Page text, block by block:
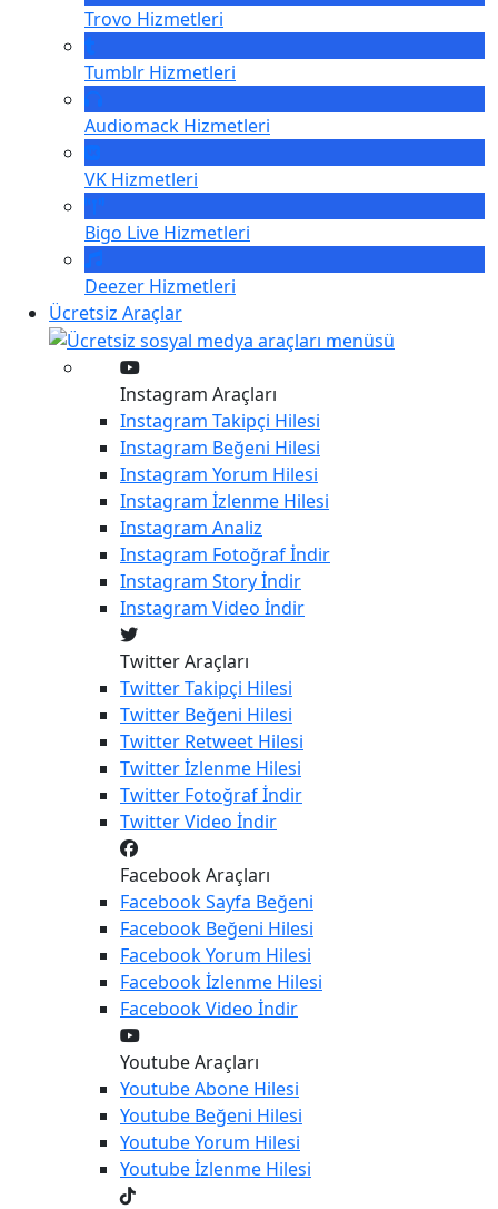
Trovo Hizmetleri
Tumblr Hizmetleri
Audiomack Hizmetleri
VK Hizmetleri
Bigo Live Hizmetleri
Deezer Hizmetleri
Ücretsiz Araçlar
Instagram Araçları
Instagram Takipçi Hilesi
Instagram Beğeni Hilesi
Instagram Yorum Hilesi
Instagram İzlenme Hilesi
Instagram Analiz
Instagram Fotoğraf İndir
Instagram Story İndir
Instagram Video İndir
Twitter Araçları
TwitterTakipçi Hilesi
Twitter Beğeni Hilesi
Twitter Retweet Hilesi
Twitterİzlenme Hilesi
Twitter Fotoğraf İndir
TwitterVideo İndir
Facebook Araçları
FacebookSayfa Beğeni
Facebook Beğeni Hilesi
FacebookYorum Hilesi
Facebookİzlenme Hilesi
FacebookVideo İndir
Youtube Araçları
YoutubeAbone Hilesi
Youtube Beğeni Hilesi
YoutubeYorum Hilesi
Youtubeİzlenme Hilesi